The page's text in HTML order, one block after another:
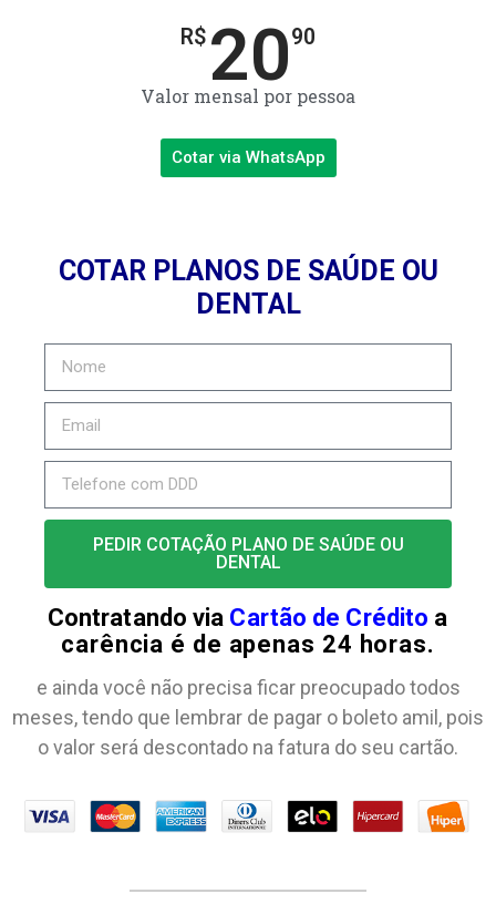
R$ 2090
Valor mensal por pessoa
Cotar via WhatsApp
COTAR PLANOS DE SAÚDE OU
DENTAL
PEDIR COTAÇÃO PLANO DE SAÚDE OU
DENTAL
Contratando via Cartão de Crédito a
carência é de apenas 24 horas.
e ainda você não precisa ficar preocupado todos
meses, tendo que lembrar de pagar o boleto amil, pois
o valor será descontado na fatura do seu cartão.